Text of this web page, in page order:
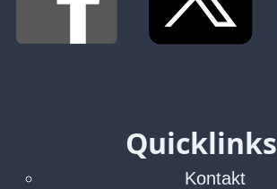
Quicklinks
Kontakt